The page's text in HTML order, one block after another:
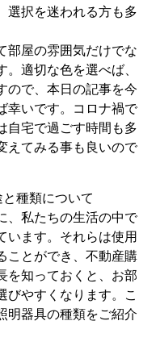
選択を迷われる方も多
部屋の雰囲気だけでな
。適切な色を選べば、
ので、本日の記事を今
幸いです。コロナ禍で
自宅で過ごす時間も多
えてみる事も良いので
種類について
、私たちの生活の中で
います。それらは使用
ことができ、不動産購
を知っておくと、お部
びやすくなります。こ
明器具の種類をご紹介